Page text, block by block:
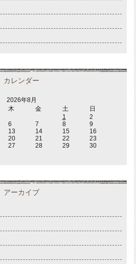
カレンダー
2026年8月
木 金 土 日
1
2
6 7 8
9
13 14 15
16
20 21 22
23
27 28 29
30
アーカイブ